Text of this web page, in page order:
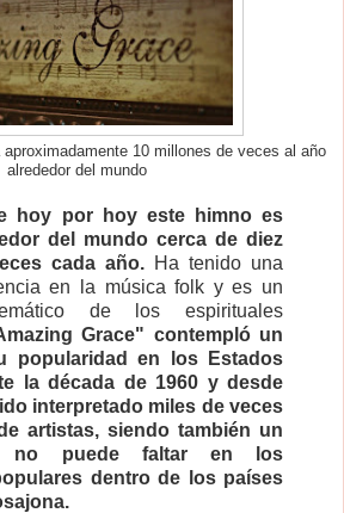
10 millones de veces al año
alrededor del mundo
hoy por hoy este himno es
del mundo cerca de diez
cada año. Ha tenido una
en la música folk y es un
de los espirituales
Grace" contempló un
popularidad en los Estados
la década de 1960 y desde
interpretado miles de veces
artistas, siendo también un
no puede faltar en los
dentro de los países